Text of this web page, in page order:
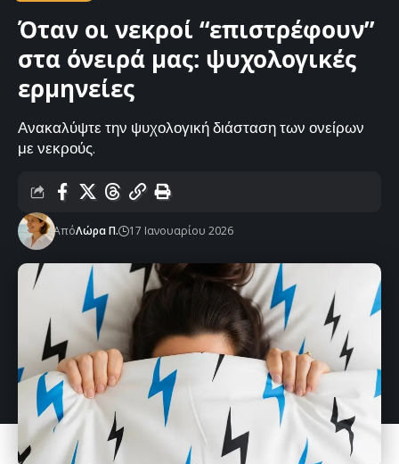
Όταν οι νεκροί “επιστρέφουν”
στα όνειρά μας: ψυχολογικές
ερμηνείες
Ανακαλύψτε την ψυχολογική διάσταση των ονείρων
με νεκρούς.
ΑπόΛώρα Π. 17 Ιανουαρίου 2026